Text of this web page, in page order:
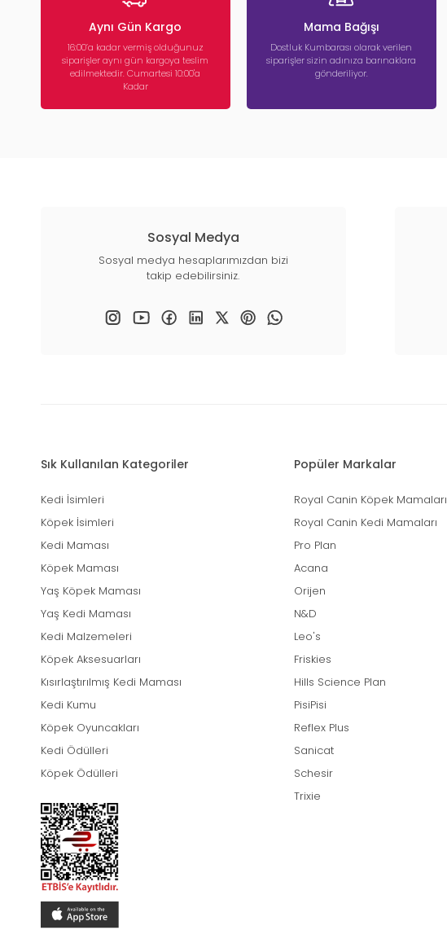
Aynı Gün Kargo
16:00’a kadar vermiş olduğunuz
siparişler aynı gün kargoya teslim
edilmektedir. Cumartesi 10:00'a
Kadar
Mama Bağışı
Dostluk Kumbarası olarak verilen
siparişler sizin adınıza barınaklara
gönderiliyor.
Sosyal Medya
Sosyal medya hesaplarımızdan bizi
takip edebilirsiniz.
Sık Kullanılan Kategoriler
Kedi İsimleri
Köpek İsimleri
Kedi Maması
Köpek Maması
Yaş Köpek Maması
Yaş Kedi Maması
Kedi Malzemeleri
Köpek Aksesuarları
Kısırlaştırılmış Kedi Maması
Kedi Kumu
Köpek Oyuncakları
Kedi Ödülleri
Köpek Ödülleri
Popüler Markalar
Royal Canin Köpek Mamaları
Royal Canin Kedi Mamaları
Pro Plan
Acana
Orijen
N&D
Leo's
Friskies
Hills Science Plan
PisiPisi
Reflex Plus
Sanicat
Schesir
Trixie